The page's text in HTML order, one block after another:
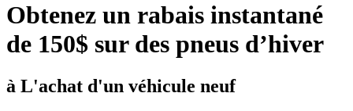
Obtenez un rabais instantané
de 150$ sur des pneus d’hiver
à L'achat d'un véhicule neuf